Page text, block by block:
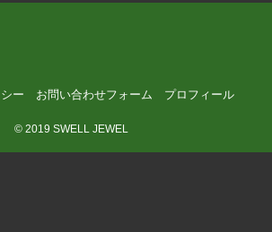
ー お問い合わせフォーム プロフィール
©2019 SWELL JEWEL